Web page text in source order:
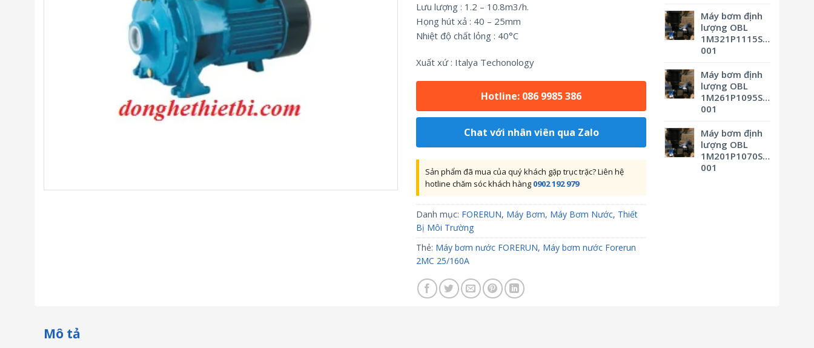
Lưu lượng : 1.2 – 10.8m3/h.
Họng hút xả : 40 – 25mm
Nhiệt độ chất lỏng : 40°C
Xuất xứ : Italya Techonology
Hotline: 086 9985 386
Chat với nhân viên qua Zalo
Sản phẩm đã mua của quý khách gặp trục trặc? Liên hệ
hotline chăm sóc khách hàng 0902 192 979
Danh mục: FORERUN, Máy Bơm, Máy Bơm Nước, Thiết
Bị Môi Trường
Thẻ: Máy bơm nước FORERUN, Máy bơm nước Forerun
2MC 25/160A
Máy bơm định
lượng OBL
1M321P1115SVBSMV0M3-
001
Máy bơm định
lượng OBL
1M261P1095SVBSMV0M3-
001
Máy bơm định
lượng OBL
1M201P1070SVBSMV0M3-
001
Mô tả